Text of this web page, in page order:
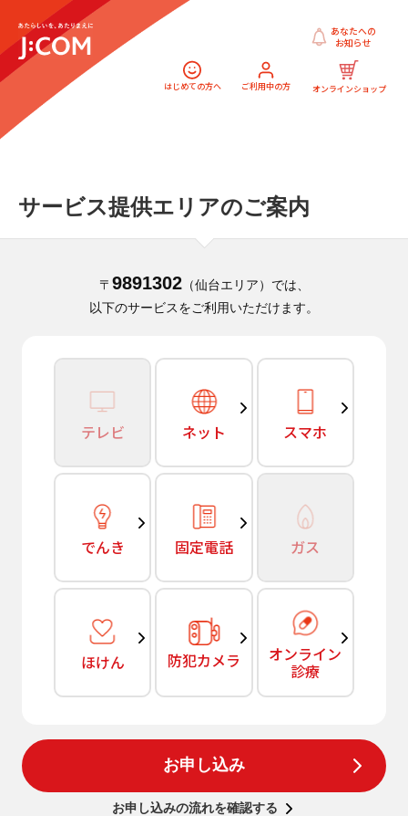
はじめての方へ ご利用中の方 オンラインショップ
あなたへの
お知らせ
サービス提供エリアのご案内
〒 9891302（仙台エリア）では、
以下のサービスをご利用いただけます。
テレビ ネット スマホ
でんき 固定電話 ガス
ほけん 防犯カメラ オンライン
診療
お申し込み
お申し込みの流れを確認する